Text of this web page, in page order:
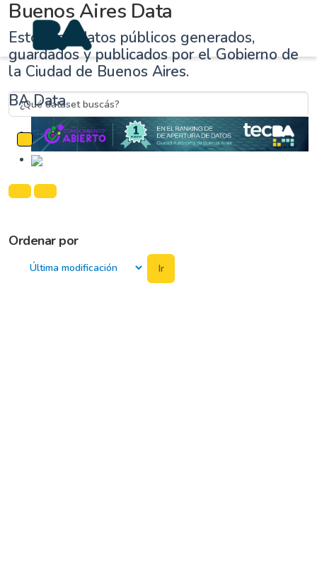
BA Data
Cambiar navegación
Buenos Aires Data
Estos son datos públicos generados,
guardados y publicados por el Gobierno de
la Ciudad de Buenos Aires.
Ordenar por
Ir